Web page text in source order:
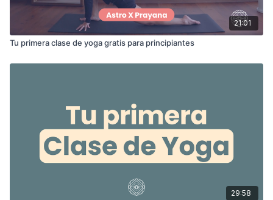
21:01
Tu primera clase de yoga gratis para principiantes
29:58